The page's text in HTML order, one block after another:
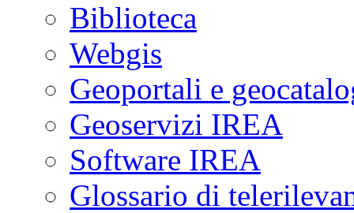
Biblioteca
Webgis
Geoportali e
Geoservizi IREA
Software IREA
Glossario di